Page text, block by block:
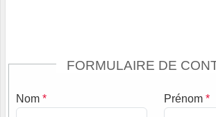
FORMULAIRE DE
Nom * Prénom *